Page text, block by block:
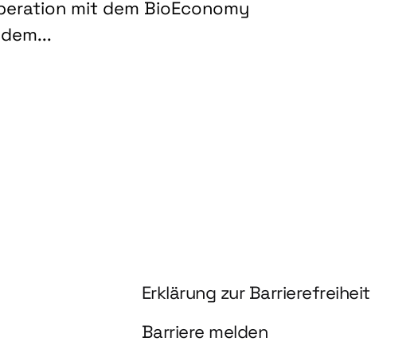
mit dem BioEconomy
für biobasierte Produkte und Kraftstoffe"
Information und Service
Erklärung zur Barrierefreiheit
Barriere melden